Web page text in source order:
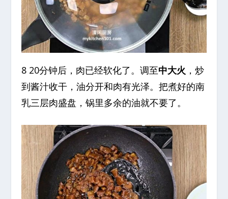
8 20分钟后，肉已经软化了。调至中大火 ，炒
到酱汁收干，油分开和肉有光泽。把煮好的南
乳三层肉盛盘，锅里多余的油就不要了。